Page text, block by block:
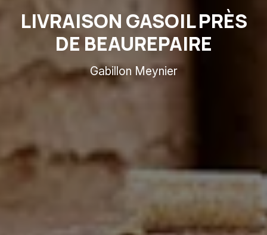
LIVRAISON GASOIL PRÈS
DE BEAUREPAIRE
Gabillon Meynier